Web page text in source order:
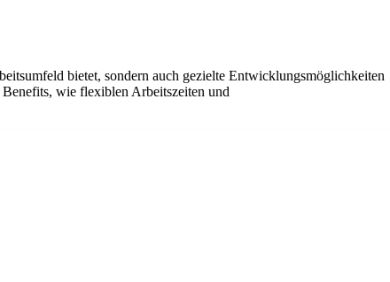
bietet, sondern auch gezielte Entwicklungsmöglichkeiten
wie flexiblen Arbeitszeiten und